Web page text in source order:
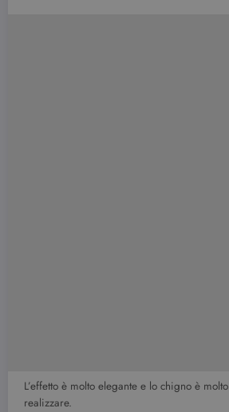
L’effetto è molto elegante e lo chigno è
realizzare.